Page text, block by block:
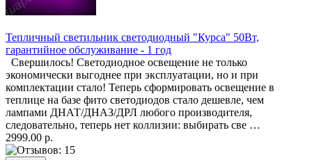
Тепличный светильник светодиодный "Курса" 50Вт,
гарантийное обслуживание - 1 год
Свершилось! Светодиодное освещение не только
экономически выгоднее при эксплуатации, но и при
комплектации стало! Теперь сформировать освещение в
теплице на базе фито светодиодов стало дешевле, чем
лампами ДНАТ/ДНАЗ/ДРЛ любого производителя,
следовательно, теперь нет коллизии: выбирать све …
2999.00 р.